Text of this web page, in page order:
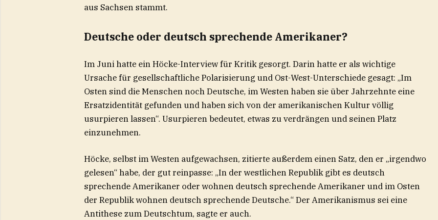
aus Sachsen stammt.
Deutsche oder deutsch sprechende Amerikaner?
Im Juni hatte ein Höcke-Interview für Kritik gesorgt. Darin hatte er als wichtige
Ursache für gesellschaftliche Polarisierung und Ost-West-Unterschiede gesagt: „Im
Osten sind die Menschen noch Deutsche, im Westen haben sie über Jahrzehnte eine
Ersatzidentität gefunden und haben sich von der amerikanischen Kultur völlig
usurpieren lassen“. Usurpieren bedeutet, etwas zu verdrängen und seinen Platz
einzunehmen.
Höcke, selbst im Westen aufgewachsen, zitierte außerdem einen Satz, den er „irgendwo
gelesen“ habe, der gut reinpasse: „In der westlichen Republik gibt es deutsch
sprechende Amerikaner oder wohnen deutsch sprechende Amerikaner und im Osten
der Republik wohnen deutsch sprechende Deutsche.“ Der Amerikanismus sei eine
Antithese zum Deutschtum, sagte er auch.